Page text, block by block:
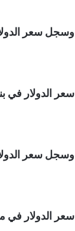
وسجل سعر الدولار في بنك قطر
سعر الدولار في
وسجل سعر الدولار في بنك فيصل
سعر الدولار في